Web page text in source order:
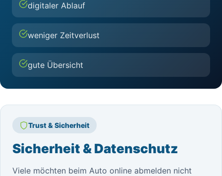
digitaler Ablauf
weniger Zeitverlust
gute Übersicht
Trust & Sicherheit
Sicherheit & Datenschutz
Viele möchten beim Auto online abmelden nicht